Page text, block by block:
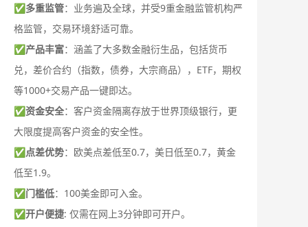
✅多重监管：业务遍及全球，并受9重金融监管机构严
格监管，交易环境舒适可靠。
✅产品丰富：涵盖了大多数金融衍生品，包括货币
兑，差价合约（指数，债券，大宗商品），ETF，期权
等1000+交易产品一键即达。
✅资金安全：客户资金隔离存放于世界顶级银行，更
大限度提高客户资金的安全性。
✅点差优势：欧美点差低至0.7，美日低至0.7，黄金
低至1.9。
✅门槛低：100美金即可入金。
✅开户便捷: 仅需在网上3分钟即可开户。